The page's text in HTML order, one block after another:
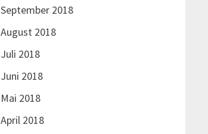
September 2018
August 2018
Juli 2018
Juni 2018
Mai 2018
April 2018